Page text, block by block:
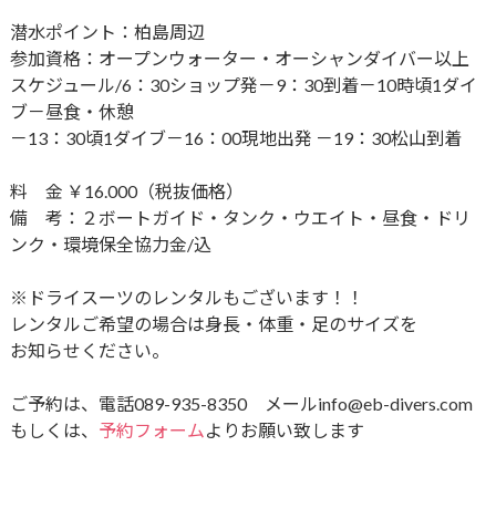
潜水ポイント：柏島周辺
参加資格：オープンウォーター・オーシャンダイバー以上
スケジュール/6：30ショップ発－9：30到着－10時頃1ダイ
ブ－昼食・休憩
－13：30頃1ダイブ－16：00現地出発 －19：30松山到着
料 金 ￥16.000（税抜価格）
備 考：２ボートガイド・タンク・ウエイト・昼食・ドリ
ンク・環境保全協力金/込
※ドライスーツのレンタルもございます！！
レンタルご希望の場合は身長・体重・足のサイズを
お知らせください。
ご予約は、電話089-935-8350 メールinfo@eb-divers.com
もしくは、 予約フォームよりお願い致します